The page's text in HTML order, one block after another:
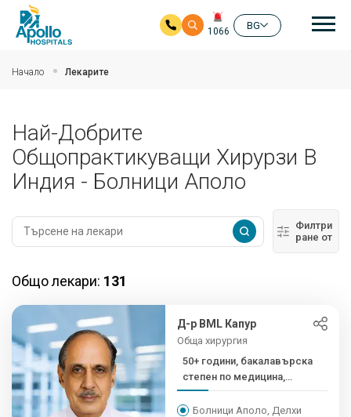
1066
BG
Начало Лекарите
Най-Добрите
Общопрактикуващи Хирурзи В
Индия - Болници Аполо
Филтри
ране от
Общо лекари: 131
Д-р BML Капур
Обща хирургия
50+ години, бакалавърска
степен по медицина,
магистърска степен, член
на сертифицирания
Болници Аполо, Делхи